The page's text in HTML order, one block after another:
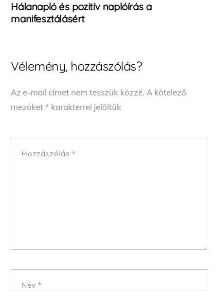
Hálanapló és pozitív naplóírás a
manifesztálásért
Vélemény, hozzászólás?
Az e-mail címet nem tesszük közzé. A kötelező
mezőket* karakterrel jelöltük
Hozzászólás *
Név *